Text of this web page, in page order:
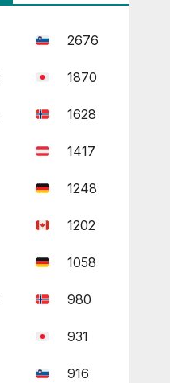
2676
1870
1628
1417
1248
1202
1058
980
931
916